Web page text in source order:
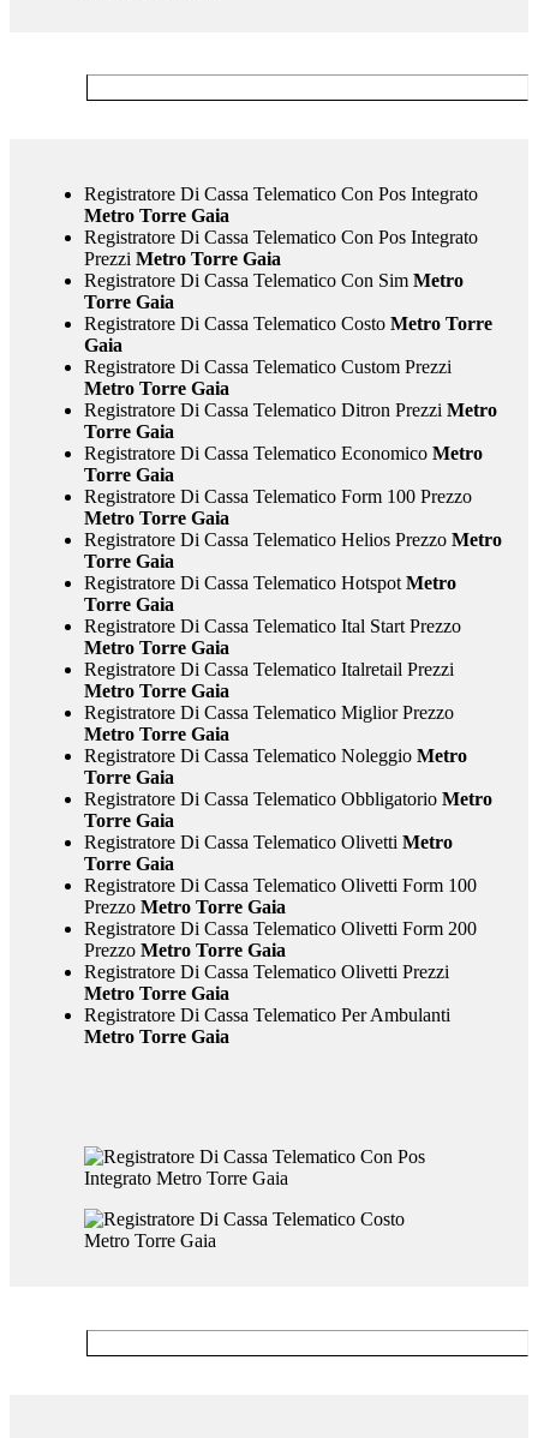
Registratore Di Cassa Telematico Con Pos Integrato
Metro Torre Gaia
Registratore Di Cassa Telematico Con Pos Integrato
PrezziMetro Torre Gaia
Registratore Di Cassa Telematico Con SimMetro
Torre Gaia
Registratore Di Cassa Telematico CostoMetro Torre
Gaia
Registratore Di Cassa Telematico Custom Prezzi
Metro Torre Gaia
Registratore Di Cassa Telematico Ditron PrezziMetro
Torre Gaia
Registratore Di Cassa Telematico EconomicoMetro
Torre Gaia
Registratore Di Cassa Telematico Form 100 Prezzo
Metro Torre Gaia
Registratore Di Cassa Telematico Helios PrezzoMetro
Torre Gaia
Registratore Di Cassa Telematico HotspotMetro
Torre Gaia
Registratore Di Cassa Telematico Ital Start Prezzo
Metro Torre Gaia
Registratore Di Cassa Telematico Italretail Prezzi
Metro Torre Gaia
Registratore Di Cassa Telematico Miglior Prezzo
Metro Torre Gaia
Registratore Di Cassa Telematico NoleggioMetro
Torre Gaia
Registratore Di Cassa Telematico ObbligatorioMetro
Torre Gaia
Registratore Di Cassa Telematico OlivettiMetro
Torre Gaia
Registratore Di Cassa Telematico Olivetti Form 100
PrezzoMetro Torre Gaia
Registratore Di Cassa Telematico Olivetti Form 200
PrezzoMetro Torre Gaia
Registratore Di Cassa Telematico Olivetti Prezzi
Metro Torre Gaia
Registratore Di Cassa Telematico Per Ambulanti
Metro Torre Gaia